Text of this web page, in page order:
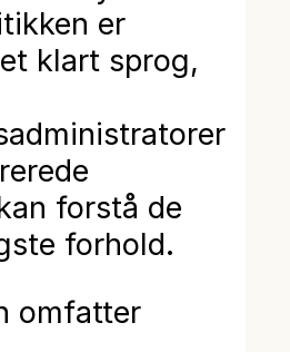
er
klart sprog,
forstå de
forhold.
omfatter